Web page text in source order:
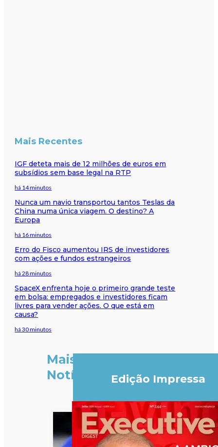
Mais Recentes
IGF deteta mais de 12 milhões de euros em
subsídios sem base legal na RTP
há 14 minutos
Nunca um navio transportou tantos Teslas da
China numa única viagem. O destino? A
Europa
há 16 minutos
Erro do Fisco aumentou IRS de investidores
com ações e fundos estrangeiros
há 28 minutos
SpaceX enfrenta hoje o primeiro grande teste
em bolsa: empregados e investidores ficam
livres para vender ações. O que está em
causa?
há 30 minutos
Mais
Notícias
Edição Impressa